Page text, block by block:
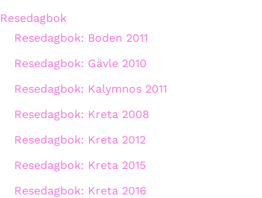
Resedagbok
Resedagbok: Boden 2011
Resedagbok: Gävle 2010
Resedagbok: Kalymnos 2011
Resedagbok: Kreta 2008
Resedagbok: Kreta 2012
Resedagbok: Kreta 2015
Resedagbok: Kreta 2016